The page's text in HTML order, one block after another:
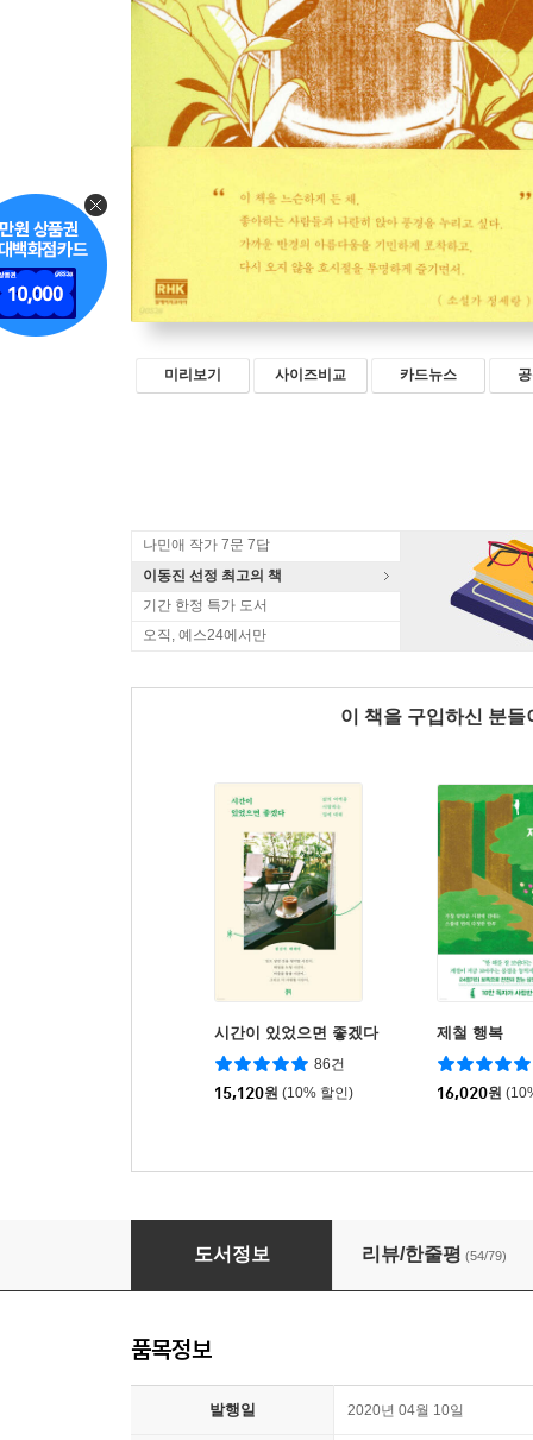
미리보기 사이즈비교 카드뉴스
나민애 작가 7문 7답
이동진 선정 최고의 책
기간 한정 특가 도서
오직, 예스24에서만
이 책을 구입하신 분
시간이 있었으면 좋겠다
86건
15,120원 (10% 할인)
제철 행복
16,020원
평일도 인생이니까
도서정보 리뷰/한줄평 (54/79)
품목정보
발행일 2020년 04월 10일